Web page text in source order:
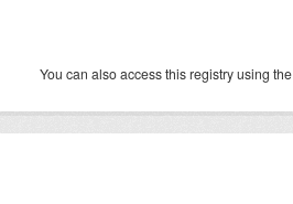
You can also access this registry using the